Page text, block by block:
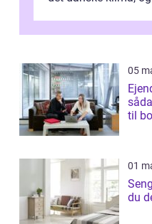
05
til
01
Senge
du